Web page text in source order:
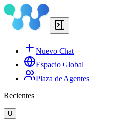
Nuevo Chat
Espacio Global
Plaza de Agentes
Recientes
U